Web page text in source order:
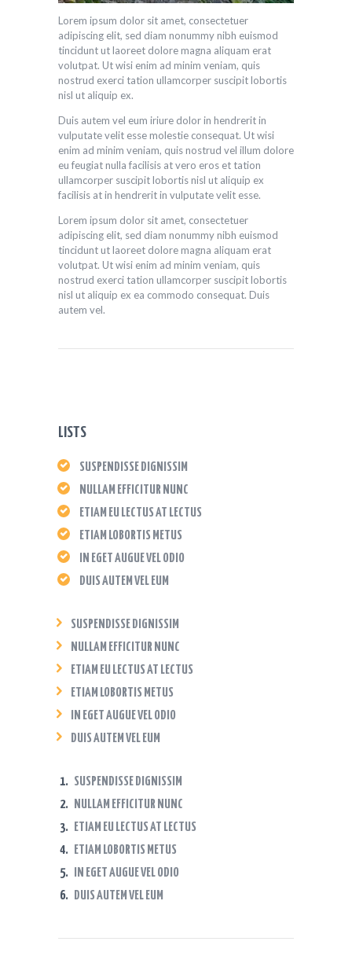
Lorem ipsum dolor sit amet, consectetuer
adipiscing elit, sed diam nonummy nibh euismod
tincidunt ut laoreet dolore magna aliquam erat
volutpat. Ut wisi enim ad minim veniam, quis
nostrud exerci tation ullamcorper suscipit lobortis
nisl ut aliquip ex.
Duis autem vel eum iriure dolor in hendrerit in
vulputate velit esse molestie consequat. Ut wisi
enim ad minim veniam, quis nostrud vel illum dolore
eu feugiat nulla facilisis at vero eros et tation
ullamcorper suscipit lobortis nisl ut aliquip ex
facilisis at in hendrerit in vulputate velit esse.
Lorem ipsum dolor sit amet, consectetuer
adipiscing elit, sed diam nonummy nibh euismod
tincidunt ut laoreet dolore magna aliquam erat
volutpat. Ut wisi enim ad minim veniam, quis
nostrud exerci tation ullamcorper suscipit lobortis
nisl ut aliquip ex ea commodo consequat. Duis
autem vel.
LISTS
SUSPENDISSE DIGNISSIM
NULLAM EFFICITUR NUNC
ETIAM EU LECTUS AT LECTUS
ETIAM LOBORTIS METUS
IN EGET AUGUE VEL ODIO
DUIS AUTEM VEL EUM
SUSPENDISSE DIGNISSIM
NULLAM EFFICITUR NUNC
ETIAM EU LECTUS AT LECTUS
ETIAM LOBORTIS METUS
IN EGET AUGUE VEL ODIO
DUIS AUTEM VEL EUM
SUSPENDISSE DIGNISSIM
NULLAM EFFICITUR NUNC
ETIAM EU LECTUS AT LECTUS
ETIAM LOBORTIS METUS
IN EGET AUGUE VEL ODIO
DUIS AUTEM VEL EUM